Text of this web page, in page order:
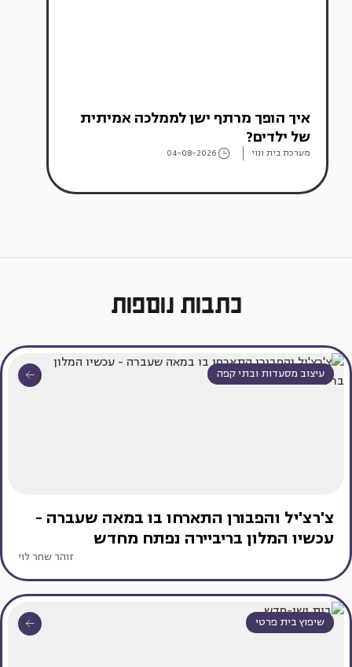
איך הופך מרתף ישן לממלכה אמיתית
של ילדים?
מערכת בית ונוי 04-08-2026
כתבות נוספות
עיצוב מסעדות ובתי קפה
צ'רצ'יל והפבורן התארחו בו במאה שעברה -
עכשיו המלון בריביירה נפתח מחדש
זוהר שחר לוי
שיפוץ בית פרטי